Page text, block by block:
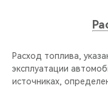
Расход топлива,
эксплуатации
источниках,